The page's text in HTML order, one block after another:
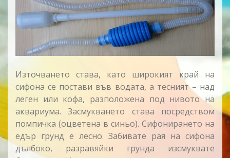
Източването става, като широкият край на
сифона се постави във водата, а тесният – над
леген или кофа, разположена под нивото на
аквариума. Засмукването става посредством
помпичка (оцветена в синьо). Сифонирането на
едър грунд е лесно. Забивате рая на сифона
дълбоко, разравяйки грунда изсмуквате